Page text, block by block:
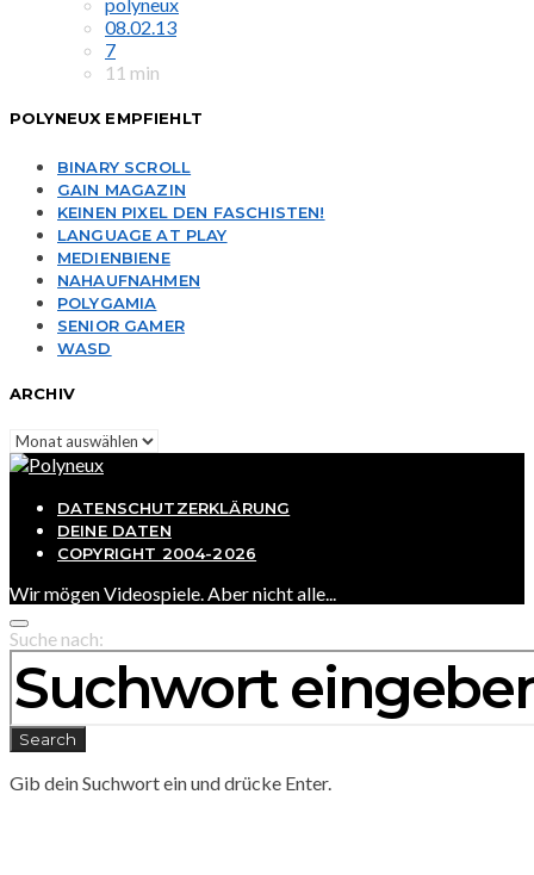
08.02.13
7
11 min
POLYNEUX EMPFIEHLT
BINARY SCROLL
GAIN MAGAZIN
KEINEN PIXEL DEN FASCHISTEN!
LANGUAGE AT PLAY
MEDIENBIENE
NAHAUFNAHMEN
POLYGAMIA
SENIOR GAMER
WASD
ARCHIV
Archiv
DATENSCHUTZERKLÄRUNG
DEINE DATEN
COPYRIGHT 2004-2026
Wir mögen Videospiele. Aber nicht alle...
Suche nach:
Search
Gib dein Suchwort ein und drücke Enter.